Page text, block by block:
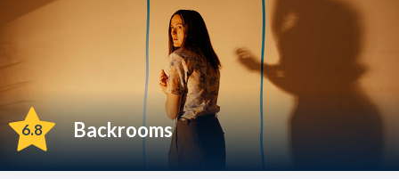
6.8 Backrooms